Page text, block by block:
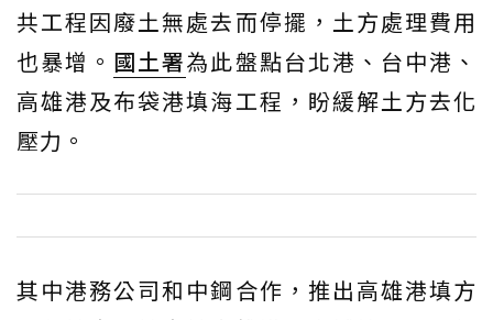
共工程因廢土無處去而停擺，土方處理費用
也暴增。 國土署為此盤點台北港、台中港、
高雄港及布袋港填海工程，盼緩解土方去化
壓力。
其中港務公司和中鋼合作，推出高雄港填方